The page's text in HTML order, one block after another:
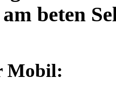
beten
Mobil: